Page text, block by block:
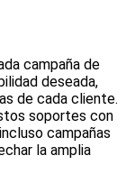
campaña de
deseada,
de cada cliente.
soportes con
campañas
la amplia